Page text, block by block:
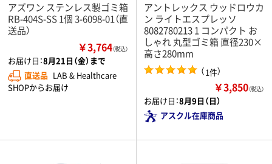
アズワン ステンレス製ゴミ箱
RB-404S-SS 1個 3-6098-01（直
送品）
￥3,764（税込）
お届け日：8月21日（金）まで
直送品 LAB & Healthcare
SHOPからお届け
アントレックス ウッドロウカ
ン ライトエスプレッソ
8082780213 1 コンパクト お
しゃれ 丸型ゴミ箱 直径230×
高さ280mm
（1件）
￥3,850（税込）
お届け日：8月9日（日）
アスクル在庫商品